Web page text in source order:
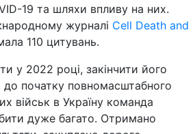
19 та шляхи впливу на них.
журналі Cell Death and
110 цитувань.
у 2022 році, закінчити його
до початку повномасштабного
військ в Україну команда
дуже багато. Отримано